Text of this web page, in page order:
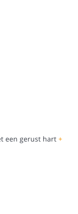
een gerust hart +